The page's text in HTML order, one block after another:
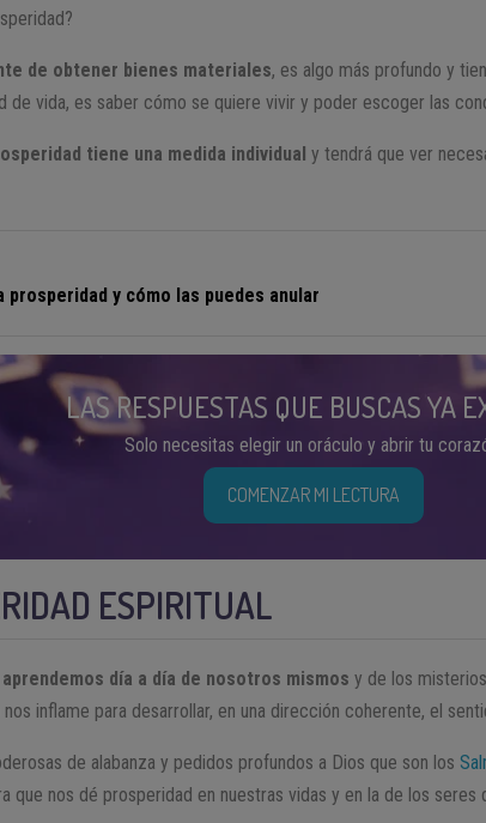
de obtener bienes materiales, es algo más profundo y
de vida, es saber cómo se quiere vivir y poder escoger las
tiene una medida individual y tendrá que ver
prosperidad y cómo las puedes anular
LAS RESPUESTAS QUE BUSCAS YA
Solo necesitas elegir un oráculo y abrir tu
COMENZAR MI LECTURA
ESPIRITUAL
día a día de nosotros mismos y de los
inflame para desarrollar, en una dirección coherente, el
de alabanza y pedidos profundos a Dios que son los
que nos dé prosperidad en nuestras vidas y en la de los seres